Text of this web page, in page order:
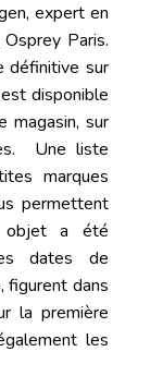
expert en
Paris.
définitive sur
disponible
magasin, sur
Une liste
marques
permettent
objet a été
dates de
figurent dans
la première
les